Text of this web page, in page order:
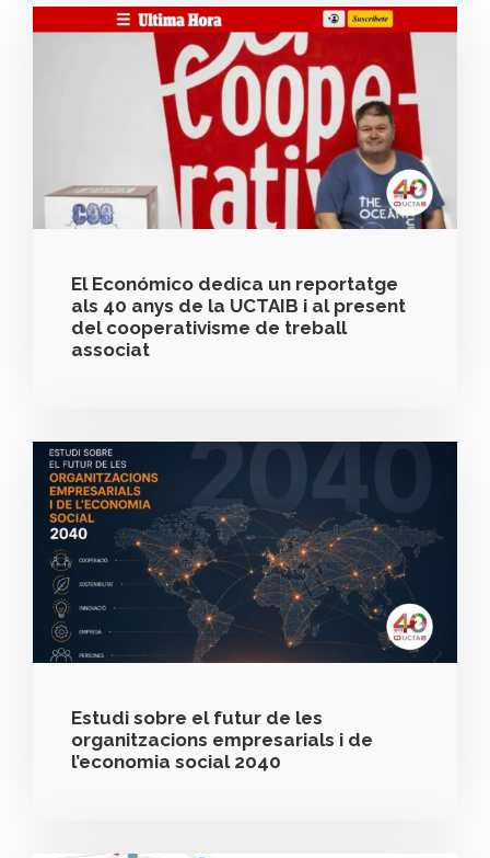
El Económico dedica un reportatge
als 40 anys de la UCTAIB i al present
del cooperativisme de treball
associat
Estudi sobre el futur de les
organitzacions empresarials i de
l’economia social 2040